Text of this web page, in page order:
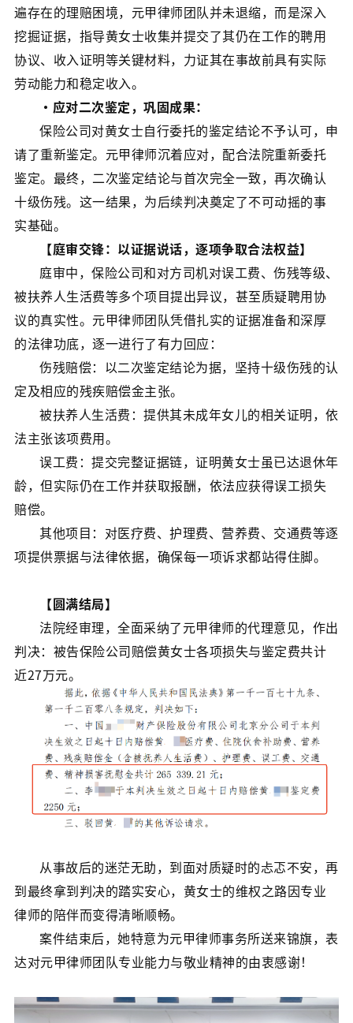
遍存在的理赔困境，元甲律师团队并未退缩，而是深入
挖掘证据，指导黄女士收集并提交了其仍在工作的聘用
协议、收入证明等关键材料，力证其在事故前具有实际
劳动能力和稳定收入。
·应对二次鉴定，巩固成果：
保险公司对黄女士自行委托的鉴定结论不予认可，申
请了重新鉴定。元甲律师沉着应对，配合法院重新委托
鉴定。最终，二次鉴定结论与首次完全一致，再次确认
十级伤残。这一结果，为后续判决奠定了不可动摇的事
实基础。
【庭审交锋：以证据说话，逐项争取合法权益】
庭审中，保险公司和对方司机对误工费、伤残等级、
被扶养人生活费等多个项目提出异议，甚至质疑聘用协
议的真实性。元甲律师团队凭借扎实的证据准备和深厚
的法律功底，逐一进行了有力回应：
伤残赔偿：以二次鉴定结论为据，坚持十级伤残的认
定及相应的残疾赔偿金主张。
被扶养人生活费：提供其未成年女儿的相关证明，依
法主张该项费用。
误工费：提交完整证据链，证明黄女士虽已达退休年
龄，但实际仍在工作并获取报酬，依法应获得误工损失
赔偿。
其他项目：对医疗费、护理费、营养费、交通费等逐
项提供票据与法律依据，确保每一项诉求都站得住脚。
【圆满结局】
法院经审理，全面采纳了元甲律师的代理意见，作出
判决：被告保险公司赔偿黄女士各项损失与鉴定费共计
近27万元。
从事故后的迷茫无助，到面对质疑时的忐忑不安，再
到最终拿到判决的踏实安心，黄女士的维权之路因专业
律师的陪伴而变得清晰顺畅。
案件结束后，她特意为元甲律师事务所送来锦旗，表
达对元甲律师团队专业能力与敬业精神的由衷感谢！